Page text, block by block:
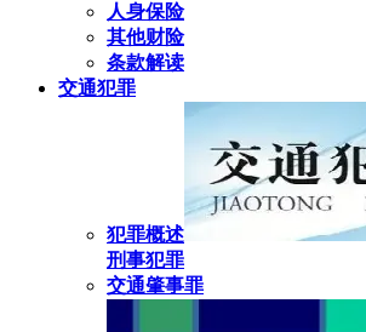
人身保险
其他财险
条款解读
交通犯罪
犯罪概述
刑事犯罪
交通肇事罪